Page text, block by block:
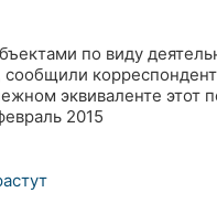
по виду
эквиваленте этот
2015